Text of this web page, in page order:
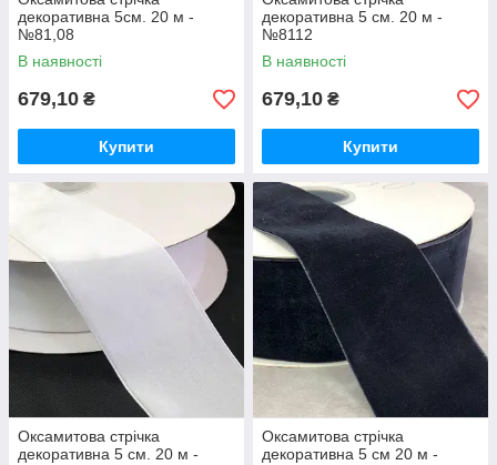
декоративна 5см. 20 м -
№81,08
В наявності
679,10 ₴
Купити
декоративна 5 см. 20 м -
№8112
В наявності
679,10 ₴
Купити
Оксамитова стрічка
декоративна 5 см. 20 м -
Оксамитова стрічка
декоративна 5 см 20 м -